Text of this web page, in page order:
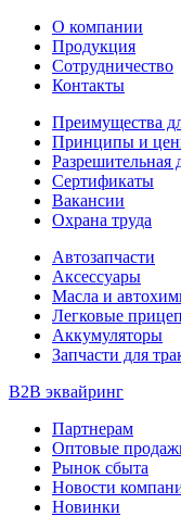
О компании
Продукция
Сотрудничество
Контакты
Преимущества
Принципы и
Разрешительная
Сертификаты
Вакансии
Охрана труда
Автозапчасти
Аксессуары
Масла и
Легковые
Аккумуляторы
Запчасти для
B2B эквайринг
Партнерам
Оптовые
Рынок сбыта
Новости
Новинки